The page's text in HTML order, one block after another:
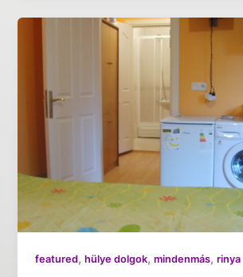
featured,hülye dolgok,mindenmás,rinya